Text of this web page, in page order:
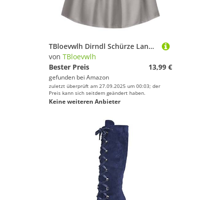
TBloevwlh Dirndl Schürze Lang Schlichte Midi Trachtenschürze 70cm Länge Jacquard Zum Binden Für Taftschürze Einfärbig Schwarz Rot Traditionelle Blau Apron Trachtenmode Dirndlschürze Rosa Grün
von TBloevwlh
Bester Preis
13,99 €
gefunden bei Amazon
zuletzt überprüft am 27.09.2025 um 00:03; der
Preis kann sich seitdem geändert haben.
Keine weiteren Anbieter